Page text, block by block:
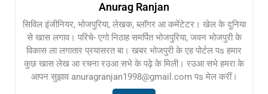
Anurag Ranjan
सिविल इंजीनियर, भोजपुरिया, लेखक, ब्लॉगर आ कमेंटेटर। खेल के दुनिया
से खास लगाव। परिचे- एगो निठाह समर्पित भोजपुरिया, जवन भोजपुरी के
विकास ला लगातार प्रयासरत बा। खबर भोजपुरी के एह पोर्टल पs हमार
कुछ खास लेख आ रचना रउआ सभे के पढ़े के मिली। रउआ सभे हमरा के
आपन सुझाव anuragranjan1998@gmail.com पs मेल करीं।